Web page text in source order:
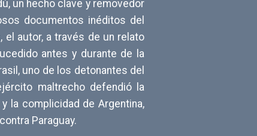
un hecho clave y removedor
documentos inéditos del
el autor, a través de un relato
antes y durante de la
uno de los detonantes del
maltrecho defendió la
la complicidad de Argentina,
Paraguay.